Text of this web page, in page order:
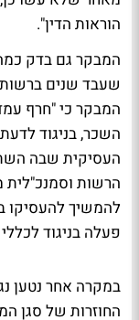
הוראות הדין".
המבקר גם בדק
שעבד שנים ברשות
המבקר כי "חרף
השכר, בניגוד
העסיקית שבה
להמשיך להעסיקו
פעלה בניגוד
במקרה אחר נטען
החוזרות של סגן